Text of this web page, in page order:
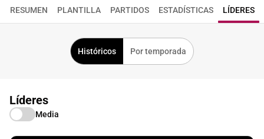
RESUMEN PLANTILLA PARTIDOS ESTADÍSTICAS LÍDERES
Históricos Por temporada
Líderes
Media